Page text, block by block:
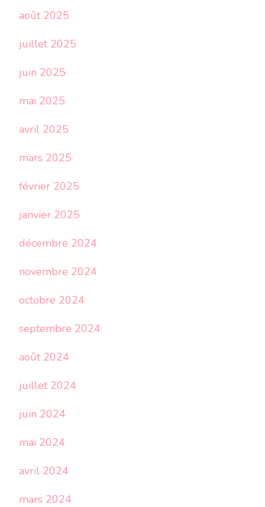
août 2025
juillet 2025
juin 2025
mai 2025
avril 2025
mars 2025
février 2025
janvier 2025
décembre 2024
novembre 2024
octobre 2024
septembre 2024
août 2024
juillet 2024
juin 2024
mai 2024
avril 2024
mars 2024